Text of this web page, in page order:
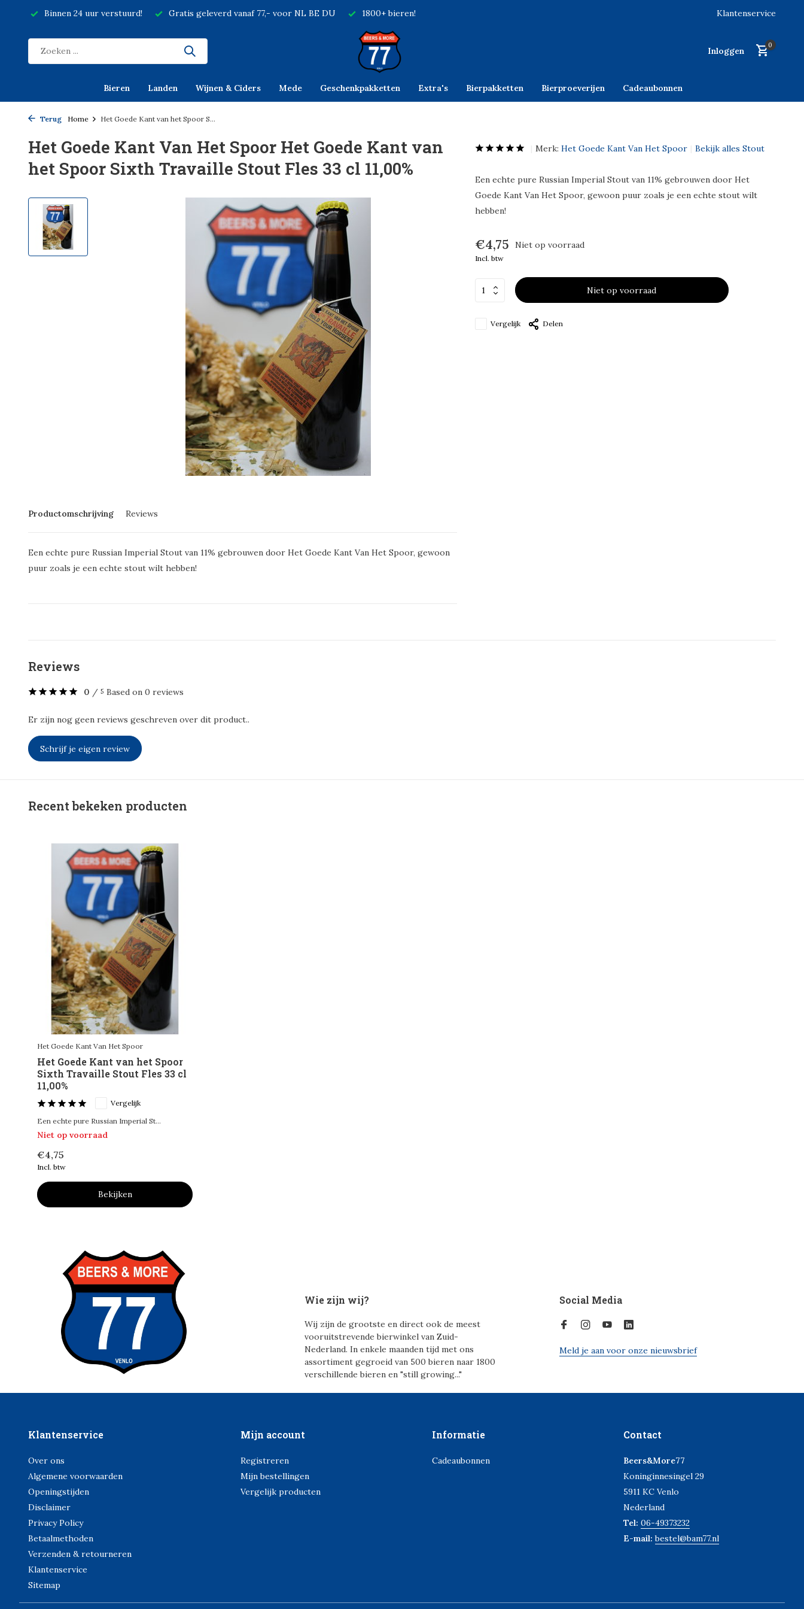
Binnen 24 uur verstuurd! Gratis geleverd vanaf 77,- voor NL BE DU 1800+ bieren! Klantenservice
Inloggen
0
Bieren Landen Wijnen & Ciders Mede Geschenkpakketten Extra's Bierpakketten Bierproeverijen Cadeaubonnen
Terug Home Het Goede Kant van het Spoor S...
Het Goede Kant Van Het Spoor Het Goede Kant van
het Spoor Sixth Travaille Stout Fles 33 cl 11,00%
Productomschrijving Reviews
Een echte pure Russian Imperial Stout van 11% gebrouwen door Het Goede Kant Van Het Spoor, gewoon
puur zoals je een echte stout wilt hebben!
Merk: Het Goede Kant Van Het Spoor Bekijk alles Stout
Een echte pure Russian Imperial Stout van 11% gebrouwen door Het
Goede Kant Van Het Spoor, gewoon puur zoals je een echte stout wilt
hebben!
€4,75 Niet op voorraad
Incl. btw
Niet op voorraad
Vergelijk Delen
Reviews
0 / 5 Based on 0 reviews
Er zijn nog geen reviews geschreven over dit product..
Schrijf je eigen review
Recent bekeken producten
Het Goede Kant Van Het Spoor
Het Goede Kant van het Spoor
Sixth Travaille Stout Fles 33 cl
11,00%
Vergelijk
Een echte pure Russian Imperial St...
Niet op voorraad
€4,75
Incl. btw
Bekijken
Wie zijn wij?
Wij zijn de grootste en direct ook de meest
vooruitstrevende bierwinkel van Zuid-
Nederland. In enkele maanden tijd met ons
assortiment gegroeid van 500 bieren naar 1800
verschillende bieren en "still growing..."
Social Media
Meld je aan voor onze nieuwsbrief
Klantenservice
Over ons
Algemene voorwaarden
Openingstijden
Disclaimer
Privacy Policy
Betaalmethoden
Verzenden & retourneren
Klantenservice
Sitemap
Mijn account
Registreren
Mijn bestellingen
Vergelijk producten
Informatie
Cadeaubonnen
Contact
Beers&More77
Koninginnesingel 29
5911 KC Venlo
Nederland
Tel: 06-49373232
E-mail:bestel@bam77.nl